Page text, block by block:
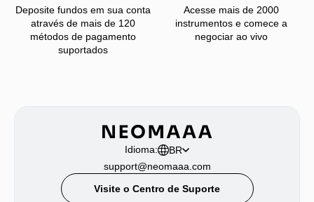
Deposite fundos em sua conta
através de mais de 120
métodos de pagamento
suportados
Acesse mais de 2000
instrumentos e comece a
negociar ao vivo
Idioma:
BR
support@neomaaa.com
Visite o Centro de Suporte